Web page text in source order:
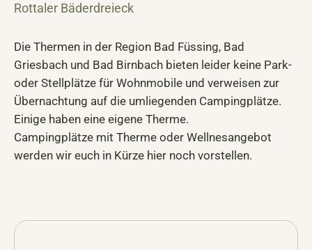
Rottaler Bäderdreieck
Die Thermen in der Region Bad Füssing, Bad
Griesbach und Bad Birnbach bieten leider keine Park-
oder Stellplätze für Wohnmobile und verweisen zur
Übernachtung auf die umliegenden Campingplätze.
Einige haben eine eigene Therme.
Campingplätze mit Therme oder Wellnesangebot
werden wir euch in Kürze hier noch vorstellen.